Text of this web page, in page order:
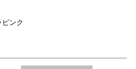
ンク